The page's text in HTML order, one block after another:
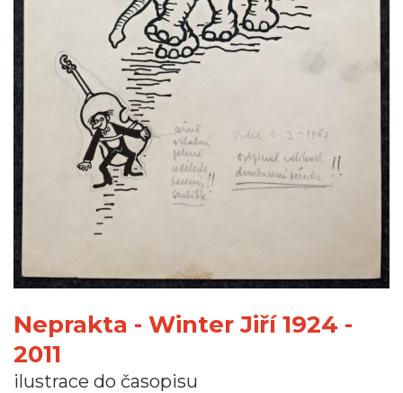
Neprakta - Winter Jiří 1924 -
2011
ilustrace do časopisu